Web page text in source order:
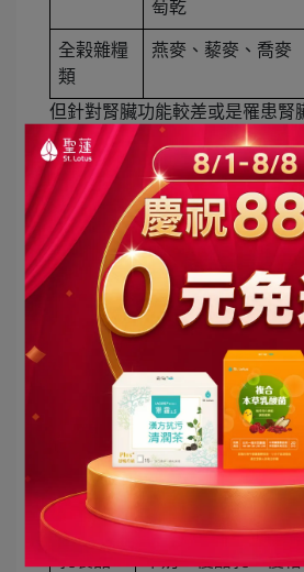
萄乾
全榖雜糧
類
燕麥、藜麥、喬麥
但針對腎臟功能較差或是罹患腎
補充鎂之前請優先洽詢醫生的建
成更大的負擔。此外鎂並不適合
食物來源的鎂每日不建議超過
以免造成副作用。若是透過補品
服用，添加鈣質複方可以加強放
幫助睡眠保健食品關鍵成
色胺酸是人體的其中一種必需胺
成，只能藉由飲食攝取。色胺酸
大腦合成血清素，而血清素在調
的角色，能夠幫助身體保持放鬆
並誘發睡意，血清素在經過體內
激素，幫助穩定睡眠週期。
常見富含色胺酸的原型食物
牛奶、優酪乳、優格